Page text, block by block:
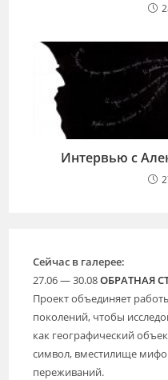
Интервью с
Сейчас в галерее:
27.06 — 30.08ОБРАТНАЯ
Проект объединяет
поколений, чтобы
как географический
символ, вместилище
переживаний.